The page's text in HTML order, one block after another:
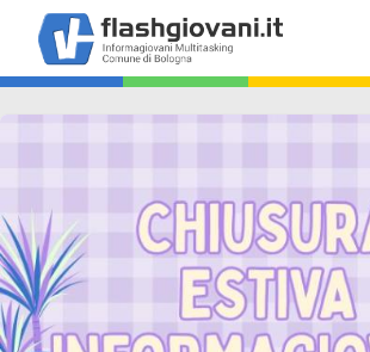
contenuto
principale